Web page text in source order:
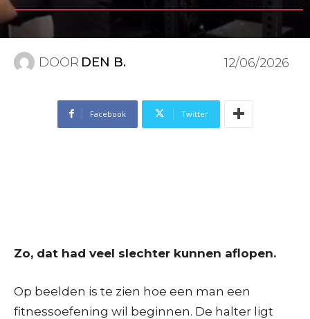
DOOR DEN B. 12/06/2026
Facebook Twitter
Zo, dat had veel slechter kunnen aflopen.
Op beelden is te zien hoe een man een
fitnessoefening wil beginnen. De halter ligt